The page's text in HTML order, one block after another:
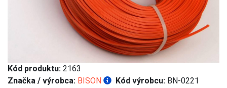
Kód produktu: 2163
Značka / výrobca: BISON Kód výrobcu: BN-0221